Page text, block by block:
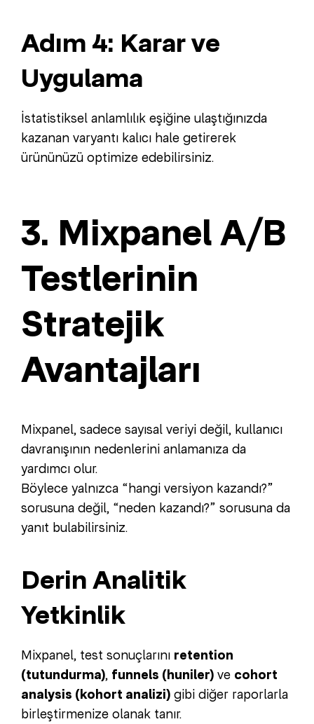
Adım 4: Karar ve
Uygulama
İstatistiksel anlamlılık eşiğine ulaştığınızda
kazanan varyantı kalıcı hale getirerek
ürününüzü optimize edebilirsiniz.
3. Mixpanel A/B
Testlerinin
Stratejik
Avantajları
Mixpanel, sadece sayısal veriyi değil, kullanıcı
davranışının nedenlerini anlamanıza da
yardımcı olur.
Böylece yalnızca “hangi versiyon kazandı?”
sorusuna değil, “neden kazandı?” sorusuna da
yanıt bulabilirsiniz.
Derin Analitik
Yetkinlik
Mixpanel, test sonuçlarını retention
(tutundurma), funnels (huniler) ve cohort
analysis (kohort analizi) gibi diğer raporlarla
birleştirmenize olanak tanır.